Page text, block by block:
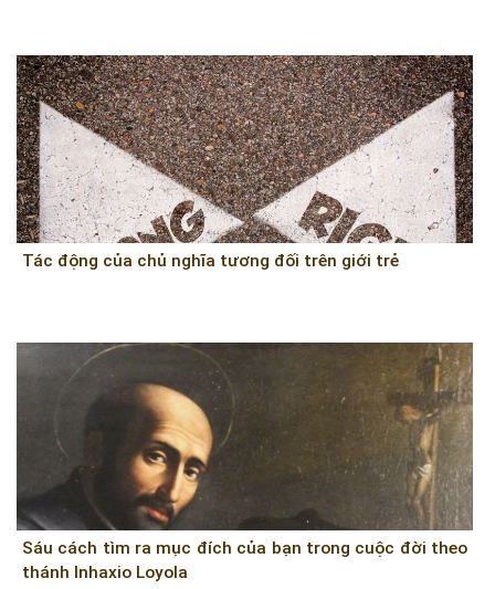
Tác động của chủ nghĩa tương đối trên giới trẻ
Sáu cách tìm ra mục đích của bạn trong cuộc đời theo
thánh Inhaxio Loyola